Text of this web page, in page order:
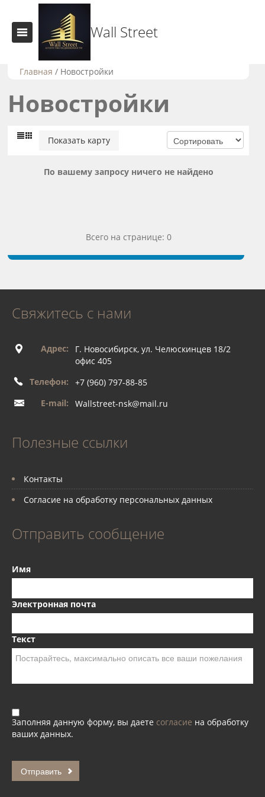
Wall Street
Главная / Новостройки
Новостройки
Показать карту
По вашему запросу ничего не найдено
Всего на странице: 0
Свяжитесь с нами
Адрес:
Г. Новосибирск, ул. Челюскинцев 18/2
офис 405
Телефон:
+7 (960) 797-88-85
E-mail:
Wallstreet-nsk@mail.ru
Полезные ссылки
Контакты
Согласие на обработку персональных данных
Отправить сообщение
Имя
Электронная почта
Текст
Заполняя данную форму, вы даете согласие на обработку
ваших данных.